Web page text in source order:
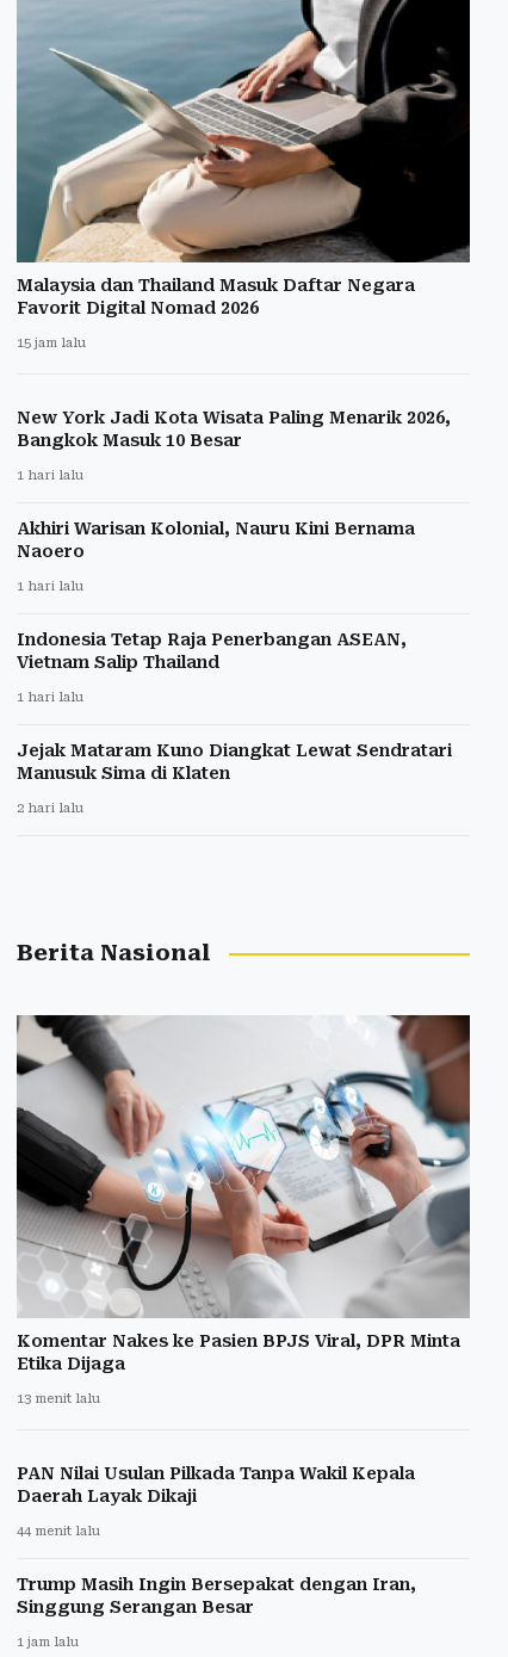
Malaysia dan Thailand Masuk Daftar Negara
Favorit Digital Nomad 2026
15 jam lalu
New York Jadi Kota Wisata Paling Menarik 2026,
Bangkok Masuk 10 Besar
1 hari lalu
Akhiri Warisan Kolonial, Nauru Kini Bernama
Naoero
1 hari lalu
Indonesia Tetap Raja Penerbangan ASEAN,
Vietnam Salip Thailand
1 hari lalu
Jejak Mataram Kuno Diangkat Lewat Sendratari
Manusuk Sima di Klaten
2 hari lalu
Berita Nasional
Komentar Nakes ke Pasien BPJS Viral, DPR Minta
Etika Dijaga
13 menit lalu
PAN Nilai Usulan Pilkada Tanpa Wakil Kepala
Daerah Layak Dikaji
44 menit lalu
Trump Masih Ingin Bersepakat dengan Iran,
Singgung Serangan Besar
1 jam lalu